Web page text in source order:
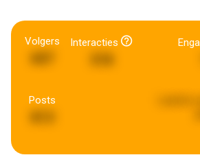
Volgers Interacties
Posts